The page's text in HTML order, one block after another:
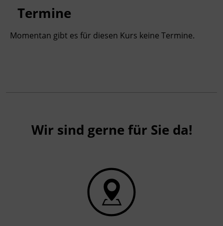
Verbesserung der sprachlichen Kompetenzen
sowie Erhöhung der Chancen am
Arbeitsmarkt
Das Land Tirol fördert bis zu maximal 30 %
der Kurskosten. Nähere Informationen finden
Termine
Momentan gibt es für diesen Kurs keine Termine.
Wir sind gerne für Sie da!